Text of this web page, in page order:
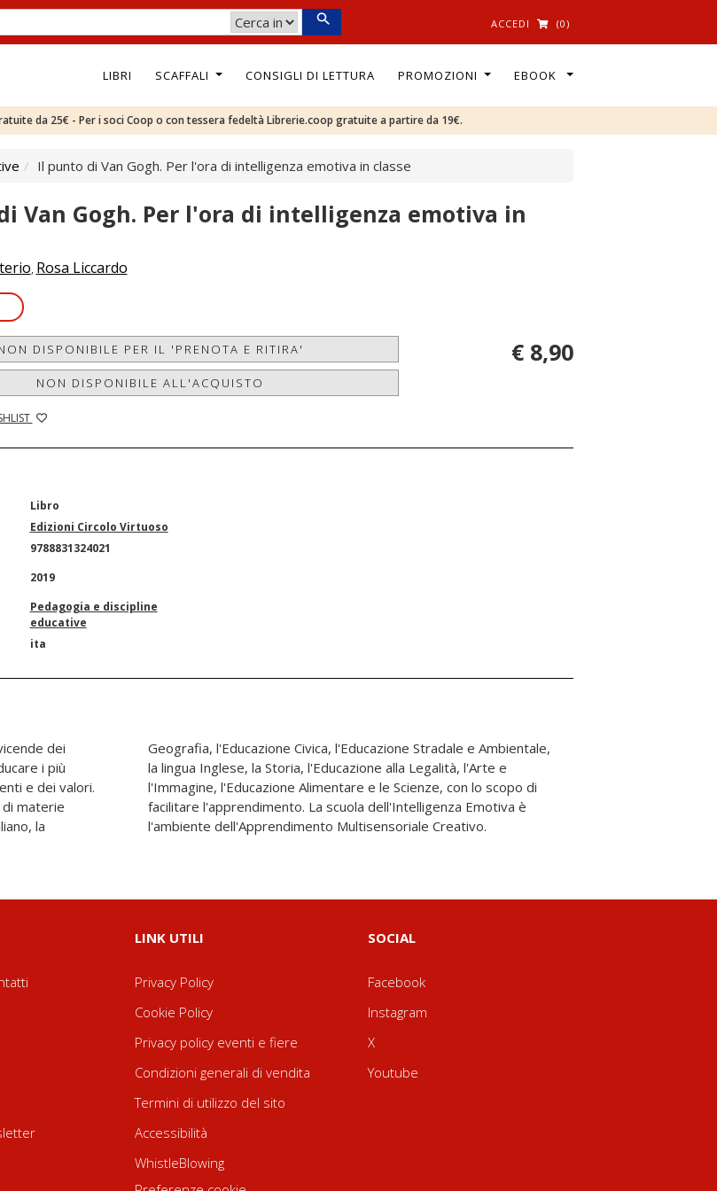
ACCEDI (0)
LIBRI SCAFFALI CONSIGLI DI LETTURA PROMOZIONI EBOOK
da 25€ - Per i soci Coop o con tessera fedeltà Librerie.coop gratuite a partire da 19€.
Il punto di Van Gogh. Per l'ora di intelligenza emotiva in classe
Van Gogh. Per l'ora di intelligenza emotiva in
, Rosa Liccardo
DISPONIBILE PER IL 'PRENOTA E RITIRA'
NON DISPONIBILE ALL'ACQUISTO
€ 8,90
Libro
Edizioni Circolo Virtuoso
9788831324021
2019
Pedagogia e discipline
educative
ita
dei
i più
e dei valori.
materie
la
l'Arte e
lo scopo di
è
l'ambiente dell'Apprendimento Multisensoriale Creativo.
LINK UTILI
Privacy Policy
Cookie Policy
Privacy policy eventi e fiere
Condizioni generali di vendita
Termini di utilizzo del sito
Accessibilità
WhistleBlowing
SOCIAL
Facebook
Instagram
X
Youtube